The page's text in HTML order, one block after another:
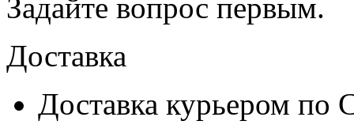
Задайте вопрос первым.
Доставка
Доставка курьером